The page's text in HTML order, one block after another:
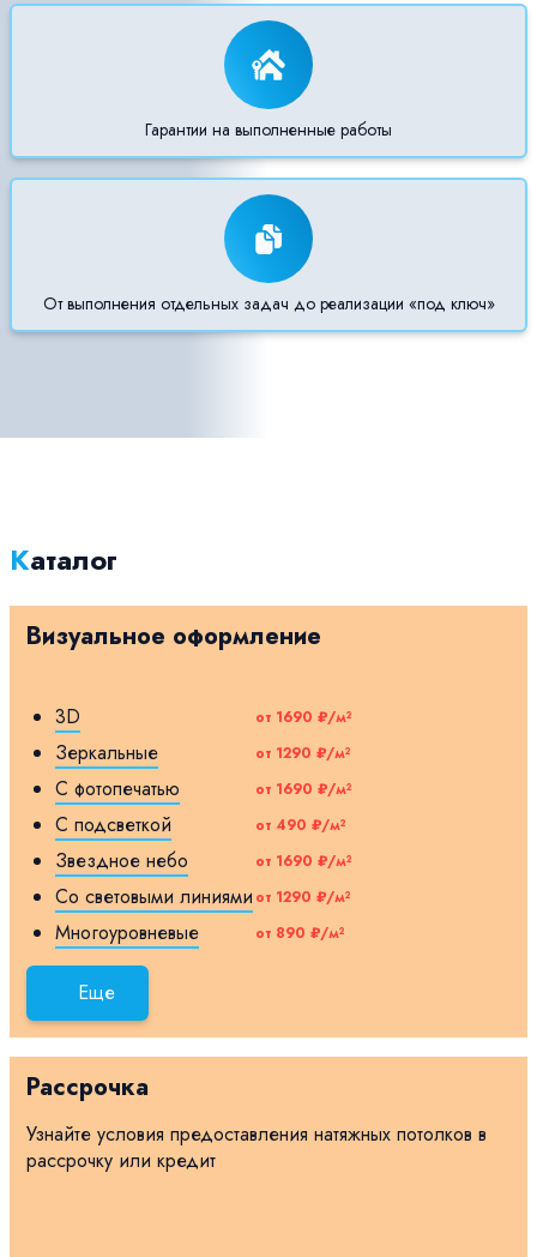
Гарантии на выполненные работы
От выполнения отдельных задач до реализации «под ключ»
Каталог
Визуальное оформление
3D от 1690 ₽/м²
Зеркальные от 1290 ₽/м²
С фотопечатью от 1690 ₽/м²
С подсветкой от 490 ₽/м²
Звездное небо от 1690 ₽/м²
Со световыми линиями от 1290 ₽/м²
Многоуровневые от 890 ₽/м²
Еще
Рассрочка
Узнайте условия предоставления натяжных потолков в
рассрочку или кредит